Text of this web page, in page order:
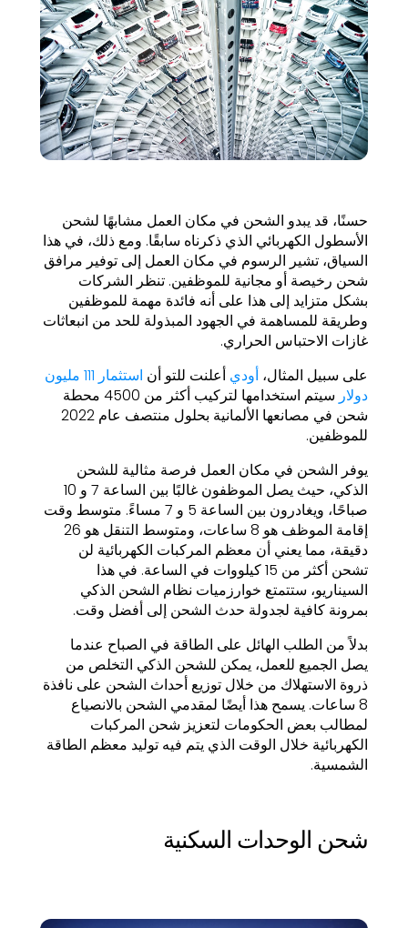
حسنًا، قد يبدو الشحن في مكان العمل مشابهًا لشحن
الأسطول الكهربائي الذي ذكرناه سابقًا. ومع ذلك، في هذا
السياق، تشير الرسوم في مكان العمل إلى توفير مرافق
شحن رخيصة أو مجانية للموظفين. تنظر الشركات
بشكل متزايد إلى هذا على أنه فائدة مهمة للموظفين
وطريقة للمساهمة في الجهود المبذولة للحد من انبعاثات
غازات الاحتباس الحراري.
على سبيل المثال،أودي أعلنت للتو أن
استثمار 111 مليون
دولار
سيتم استخدامها لتركيب أكثر من 4500 محطة
شحن في مصانعها الألمانية بحلول منتصف عام 2022
للموظفين.
يوفر الشحن في مكان العمل فرصة مثالية للشحن
الذكي، حيث يصل الموظفون غالبًا بين الساعة 7 و 10
صباحًا، ويغادرون بين الساعة 5 و 7 مساءً. متوسط وقت
إقامة الموظف هو 8 ساعات، ومتوسط التنقل هو 26
دقيقة، مما يعني أن معظم المركبات الكهربائية لن
تشحن أكثر من 15 كيلووات في الساعة. في هذا
السيناريو، ستتمتع خوارزميات نظام الشحن الذكي
بمرونة كافية لجدولة حدث الشحن إلى أفضل وقت.
بدلاً من الطلب الهائل على الطاقة في الصباح عندما
يصل الجميع للعمل، يمكن للشحن الذكي التخلص من
ذروة الاستهلاك من خلال توزيع أحداث الشحن على نافذة
8 ساعات. يسمح هذا أيضًا لمقدمي الشحن بالانصياع
لمطالب بعض الحكومات لتعزيز شحن المركبات
الكهربائية خلال الوقت الذي يتم فيه توليد معظم الطاقة
الشمسية.
شحن الوحدات السكنية